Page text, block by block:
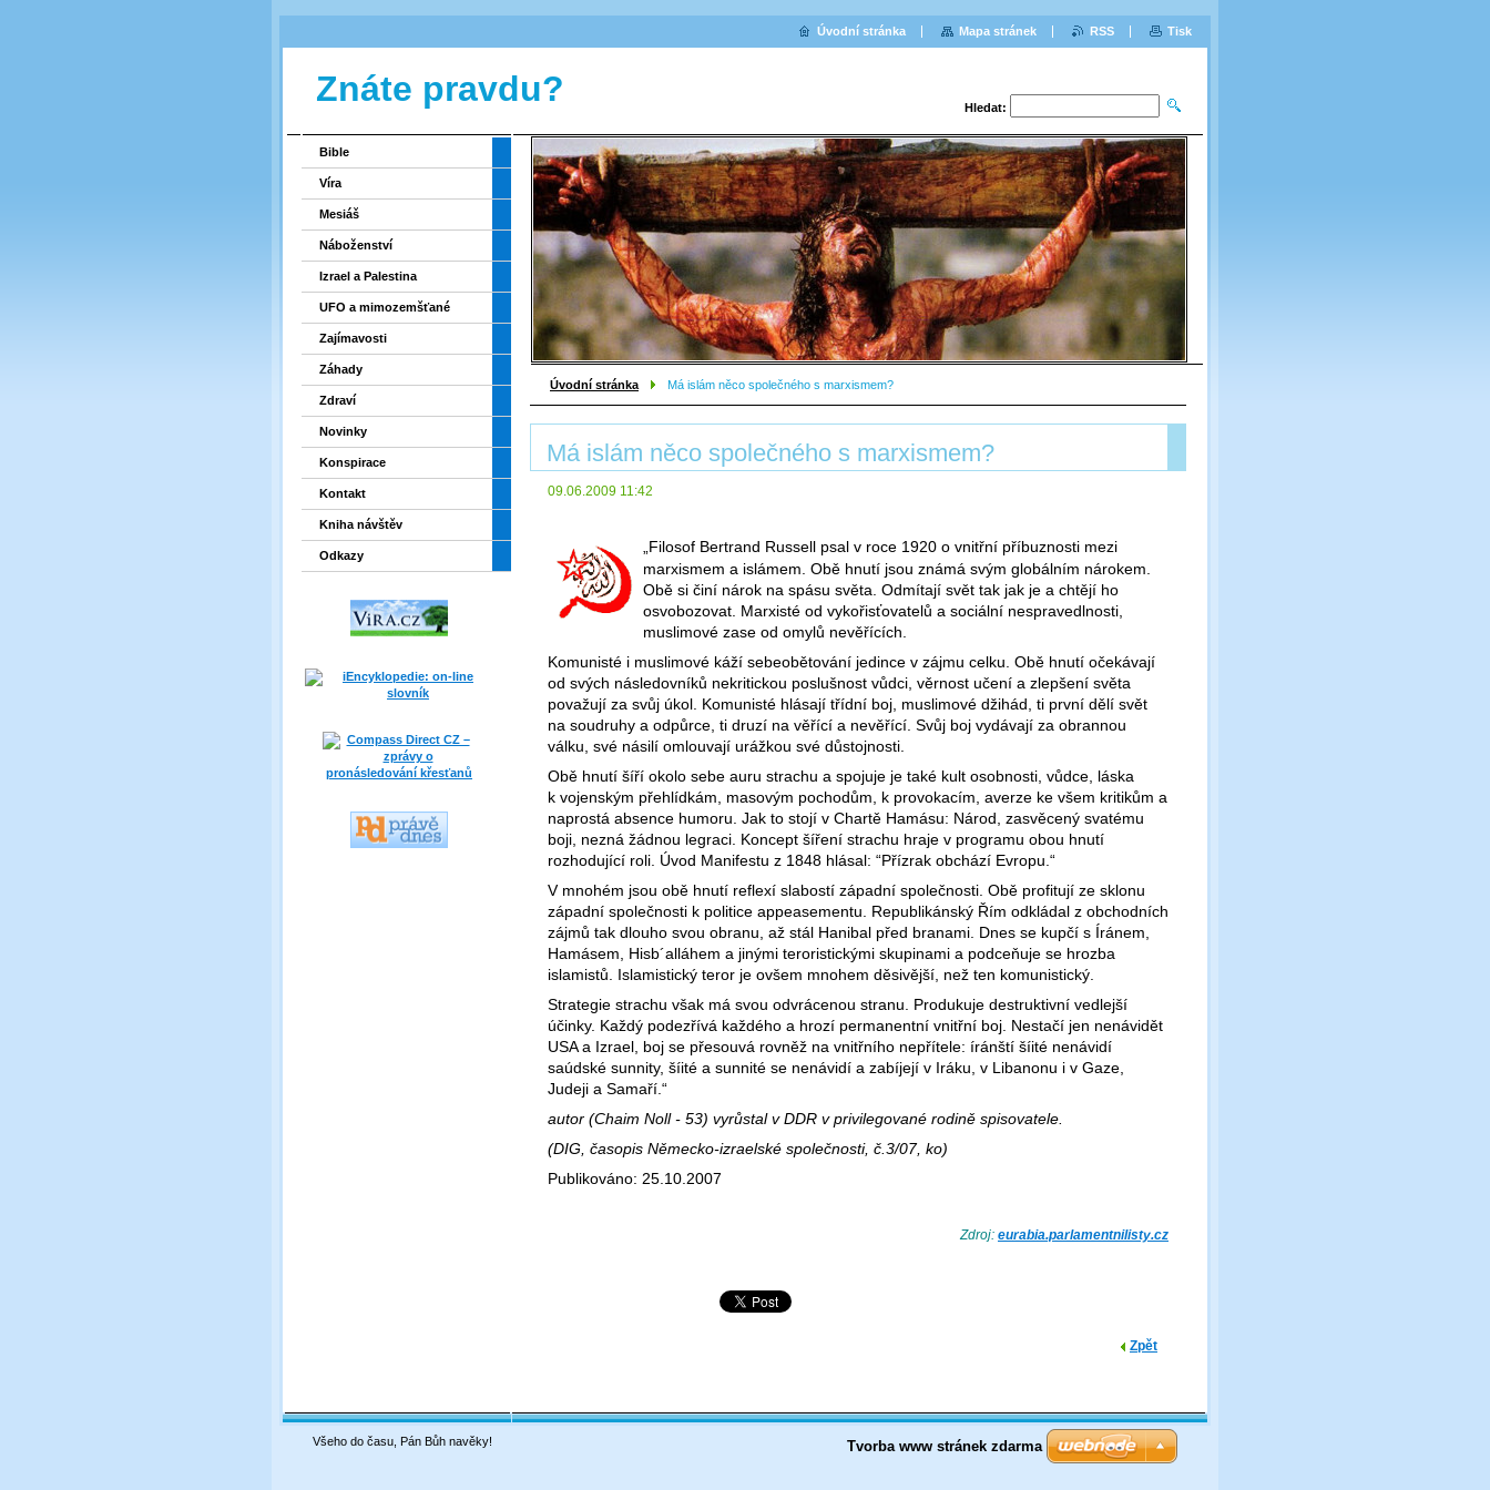
Znáte pravdu? Hledat:
Úvodní stránka Má islám něco společného s marxismem?
Má islám něco společného s marxismem?
09.06.2009 11:42
„Filosof Bertrand Russell psal v roce 1920 o vnitřní příbuznosti mezi
marxismem a islámem. Obě hnutí jsou známá svým globálním nárokem.
Obě si činí nárok na spásu světa. Odmítají svět tak jak je a chtějí ho
osvobozovat. Marxisté od vykořisťovatelů a sociální nespravedlnosti,
muslimové zase od omylů nevěřících.
Komunisté i muslimové káží sebeobětování jedince v zájmu celku. Obě hnutí očekávají
od svých následovníků nekritickou poslušnost vůdci, věrnost učení a zlepšení světa
považují za svůj úkol. Komunisté hlásají třídní boj, muslimové džihád, ti první dělí svět
na soudruhy a odpůrce, ti druzí na věřící a nevěřící. Svůj boj vydávají za obrannou
válku, své násilí omlouvají urážkou své důstojnosti.
Obě hnutí šíří okolo sebe auru strachu a spojuje je také kult osobnosti, vůdce, láska
k vojenským přehlídkám, masovým pochodům, k provokacím, averze ke všem kritikům a
naprostá absence humoru. Jak to stojí v Chartě Hamásu: Národ, zasvěcený svatému
boji, nezná žádnou legraci. Koncept šíření strachu hraje v programu obou hnutí
rozhodující roli. Úvod Manifestu z 1848 hlásal: “Přízrak obchází Evropu.“
V mnohém jsou obě hnutí reflexí slabostí západní společnosti. Obě profitují ze sklonu
západní společnosti k politice appeasementu. Republikánský Řím odkládal z obchodních
zájmů tak dlouho svou obranu, až stál Hanibal před branami. Dnes se kupčí s Íránem,
Hamásem, Hisb´alláhem a jinými teroristickými skupinami a podceňuje se hrozba
islamistů. Islamistický teror je ovšem mnohem děsivější, než ten komunistický.
Strategie strachu však má svou odvrácenou stranu. Produkuje destruktivní vedlejší
účinky. Každý podezřívá každého a hrozí permanentní vnitřní boj. Nestačí jen nenávidět
USA a Izrael, boj se přesouvá rovněž na vnitřního nepřítele: íránští šíité nenávidí
saúdské sunnity, šíité a sunnité se nenávidí a zabíjejí v Iráku, v Libanonu i v Gaze,
Judeji a Samaří.“
autor (Chaim Noll - 53) vyrůstal v DDR v privilegované rodině spisovatele.
(DIG, časopis Německo-izraelské společnosti, č.3/07, ko)
Publikováno: 25.10.2007
Zdroj: eurabia.parlamentnilisty.cz
Zpět
Bible
Víra
Mesiáš
Náboženství
Izrael a Palestina
UFO a mimozemšťané
Zajímavosti
Záhady
Zdraví
Novinky
Konspirace
Kontakt
Kniha návštěv
Odkazy
Úvodní stránka Mapa stránek RSS Tisk
Všeho do času, Pán Bůh navěky! Tvorba www stránek zdarma